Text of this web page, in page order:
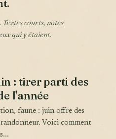
qui y étaient.
: tirer parti des
l'année
Voici comment